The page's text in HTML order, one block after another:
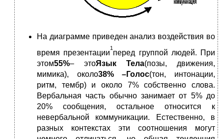
На диаграмме приведен анализ воздействия во
время презентации
1
перед группой людей. При
этом55%– этоЯзык Тела(позы, движения,
мимика), около38% –Голос(тон, интонации,
ритм, тембр) и около 7% собственно слова.
Вербальная часть обычно занимает от 5% до
20% сообщения, остальное относится к
невербальной коммуникации. Естественно, в
разных контекстах эти соотношения могут